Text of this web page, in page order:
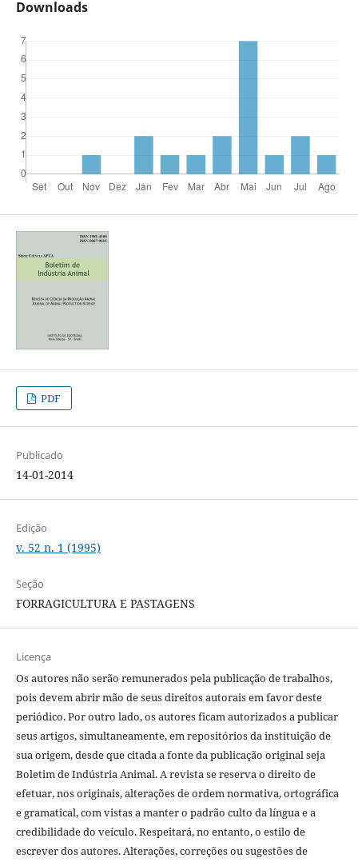
Downloads
PDF
Publicado
14-01-2014
Edição
v. 52 n. 1 (1995)
Seção
FORRAGICULTURA E PASTAGENS
Licença
Os autores não serão remunerados pela publicação de trabalhos,
pois devem abrir mão de seus direitos autorais em favor deste
periódico. Por outro lado, os autores ficam autorizados a publicar
seus artigos, simultaneamente, em repositórios da instituição de
sua origem, desde que citada a fonte da publicação original seja
Boletim de Indústria Animal. A revista se reserva o direito de
efetuar, nos originais, alterações de ordem normativa, ortográfica
e gramatical, com vistas a manter o padrão culto da língua e a
credibilidade do veículo. Respeitará, no entanto, o estilo de
escrever dos autores. Alterações, correções ou sugestões de